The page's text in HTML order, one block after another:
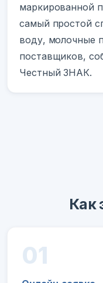
маркированной
самый простой
воду, молочные
поставщиков,
Честный ЗНАК.
Как
01